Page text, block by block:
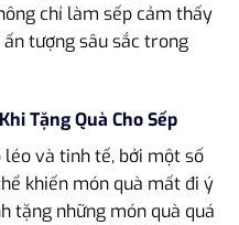
chỉ làm sếp cảm thấy
tượng sâu sắc trong
Tặng Quà Cho Sếp
léo và tinh tế, bởi một số
khiến món quà mất đi ý
tặng những món quà quá